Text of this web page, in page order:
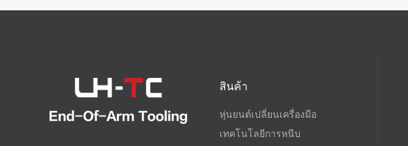
สินค้า
หุ่นยนต์เปลี่ยนเครื่องมือ
เทคโนโลยีการหนีบ